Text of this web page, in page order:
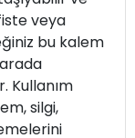
veya
bu kalem
Kullanım
silgi,